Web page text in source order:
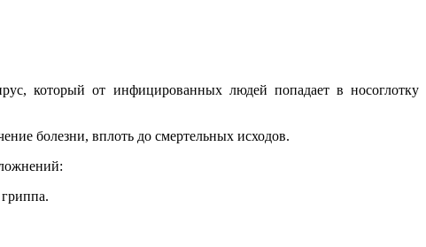
который от инфицированных людей попадает в носоглотку
болезни, вплоть до смертельных исходов.